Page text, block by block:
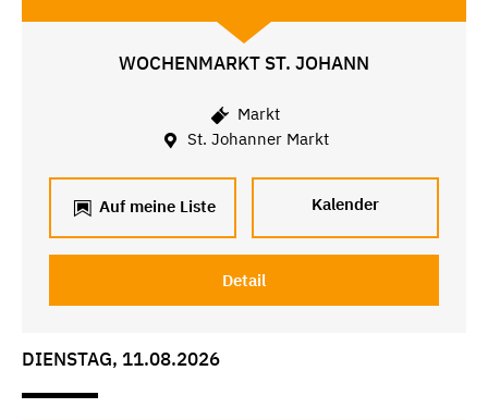
WOCHENMARKT ST. JOHANN
Markt
St. Johanner Markt
Auf meine Liste Kalender
Detail
DIENSTAG, 11.08.2026